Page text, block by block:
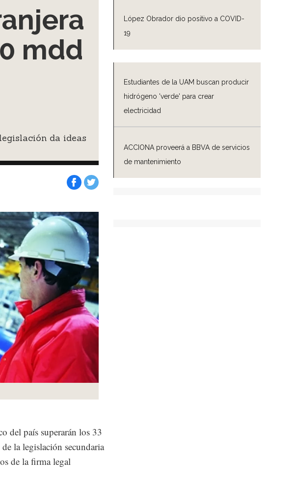
López Obrador dio positivo a COVID-
19
Estudiantes de la UAM buscan producir
hidrógeno 'verde' para crear
electricidad
ACCIONA proveerá a BBVA de servicios
de mantenimiento
mdd
da ideas
del país superarán los 33
la legislación secundaria
de la firma legal